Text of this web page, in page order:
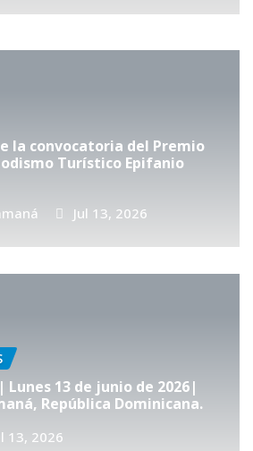
la convocatoria del Premio
Turístico Epifanio
Jul 13, 2026
Lunes 13 de junio de 2026|
República Dominicana.
13, 2026